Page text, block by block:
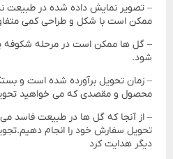
– تصویر نمایش داده شده در طبیعت
ممکن است با شکل و طراحی کمی
– گل ها ممکن است در مرحله شکوفه
شود.
– زمان تحویل برآورده شده است و
محصول و مقصدی که می خواهید
– از آنجا که گل ها در طبیعت فاسد می
تحویل سفارش خود را انجام
دیگر هدایت کرد